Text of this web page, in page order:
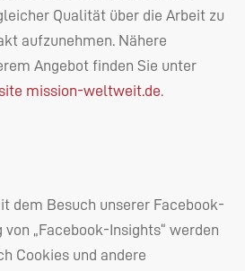
Qualität über die Arbeit zu
aufzunehmen. Nähere
Angebot finden Sie unter
mission-weltweit.de.
dem Besuch unserer Facebook-
„Facebook-Insights“ werden
Cookies und andere